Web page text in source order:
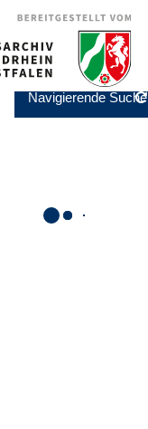
Navigierende Suche